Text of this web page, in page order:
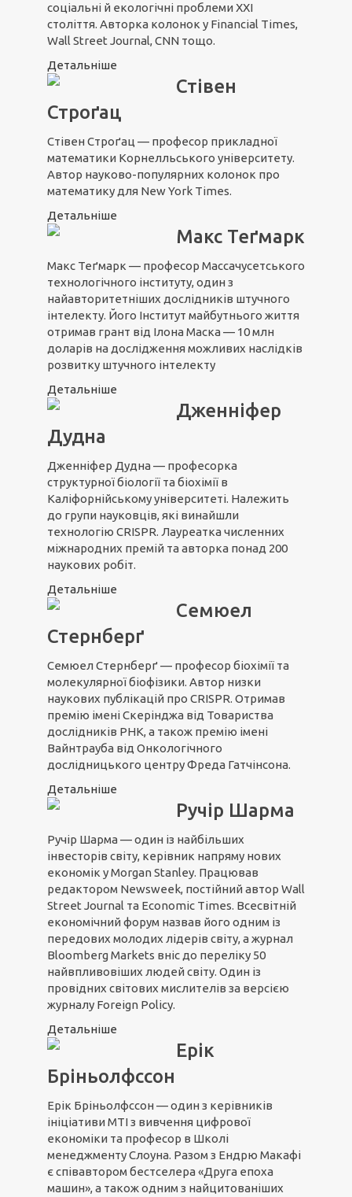
соціальні й екологічні проблеми ХХІ
століття. Авторка колонок у Financial Times,
Wall Street Journal, CNN тощо.
Детальніше
Стівен
Строґац
Стівен Строґац — професор прикладної
математики Корнелльського університету.
Автор науково-популярних колонок про
математику для New York Times.
Детальніше
Макс Теґмарк
Макс Теґмарк — професор Массачусетського
технологічного інституту, один з
найавторитетніших дослідників штучного
інтелекту. Його Інститут майбутнього життя
отримав грант від Ілона Маска — 10 млн
доларів на дослідження можливих наслідків
розвитку штучного інтелекту
Детальніше
Дженніфер
Дудна
Дженніфер Дудна — професорка
структурної біології та біохімії в
Каліфорнійському університеті. Належить
до групи науковців, які винайшли
технологію CRISPR. Лауреатка численних
міжнародних премій та авторка понад 200
наукових робіт.
Детальніше
Семюел
Стернберґ
Семюел Стернберґ — професор біохімії та
молекулярної біофізики. Автор низки
наукових публікацій про CRISPR. Отримав
премію імені Скерінджа від Товариства
дослідників РНК, а також премію імені
Вайнтрауба від Онкологічного
дослідницького центру Фреда Гатчінсона.
Детальніше
Ручір Шарма
Ручір Шарма — один із найбільших
інвесторів світу, керівник напряму нових
економік у Morgan Stanley. Працював
редактором Newsweek, постійний автор Wall
Street Journal та Economic Times. Всесвітній
економічний форум назвав його одним із
передових молодих лідерів світу, а журнал
Bloomberg Markets вніс до переліку 50
найвпливовіших людей світу. Один із
провідних світових мислителів за версією
журналу Foreign Policy.
Детальніше
Ерік
Бріньолфссон
Ерік Бріньолфссон — один з керівників
ініціативи МТІ з вивчення цифрової
економіки та професор в Школі
менеджменту Слоуна. Разом з Ендрю Макафі
є співавтором бестселера «Друга епоха
машин», а також одним з найцитованіших